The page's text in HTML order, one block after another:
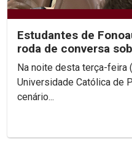
Estudantes de
roda de conversa
saúde durante os...
Na noite desta terça-feira
Universidade Católica de
cenário...